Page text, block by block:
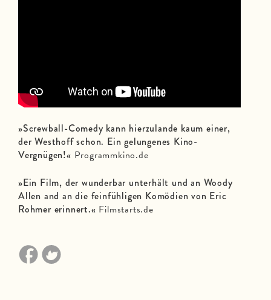
»Screwball-Comedy kann hierzulande kaum einer,
der Westhoff schon. Ein gelungenes Kino-
Vergnügen!« Programmkino.de
»Ein Film, der wunderbar unterhält und an Woody
Allen and an die feinfühligen Komödien von Eric
Rohmer erinnert.« Filmstarts.de